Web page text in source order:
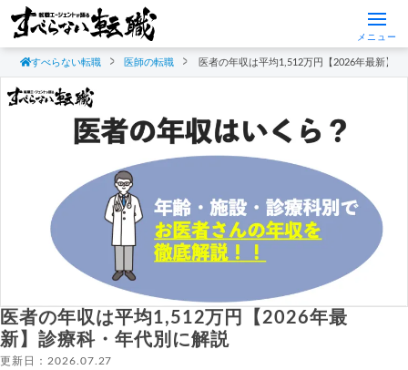
メニュー
すべらない転職 医師の転職 医者の年収は平均1,512万円【2026年最新】
医者の年収は平均1,512万円【2026年最
新】診療科・年代別に解説
更新日：2026.07.27